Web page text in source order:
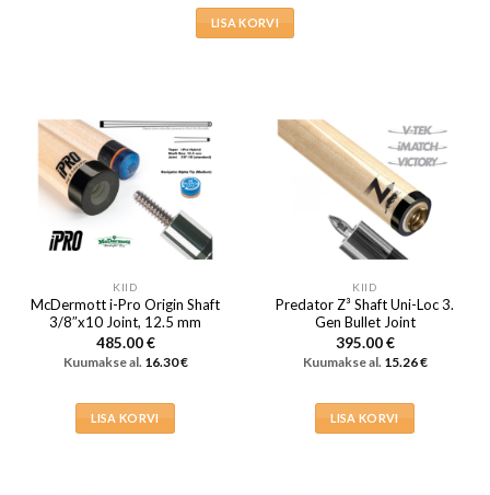
LISA KORVI
KIID
McDermott i-Pro Origin Shaft
3/8″x10 Joint, 12.5 mm
485.00€
Kuumakse al. 16.30€
LISA KORVI
KIID
Predator Z³ Shaft Uni-Loc 3.
Gen Bullet Joint
395.00€
Kuumakse al. 15.26€
LISA KORVI